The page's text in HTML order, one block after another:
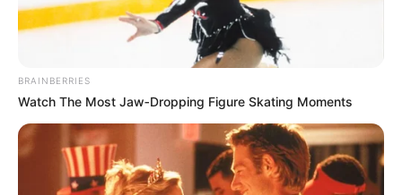
BRAINBERRIES
Watch The Most Jaw‑Dropping Figure Skating Moments